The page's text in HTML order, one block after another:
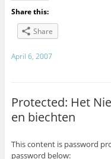
Share this:
Share
April 6, 2007
Protected: Het
en biechten
This content is password
password below: